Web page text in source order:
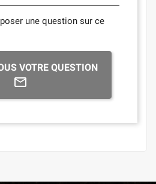
une question sur ce
VOTRE QUESTION